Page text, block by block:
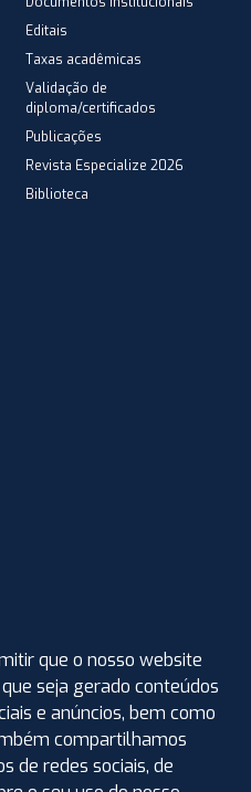
Editais
Taxas acadêmicas
Validação de
diploma/certificados
Publicações
Revista Especialize 2026
Biblioteca
que o nosso website
seja gerado conteúdos
e anúncios, bem como
compartilhamos
de redes sociais, de